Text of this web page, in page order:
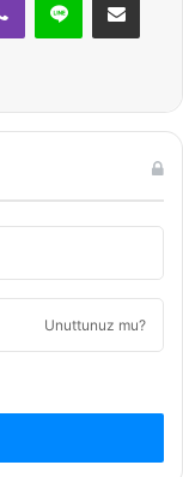
Unuttunuz mu?